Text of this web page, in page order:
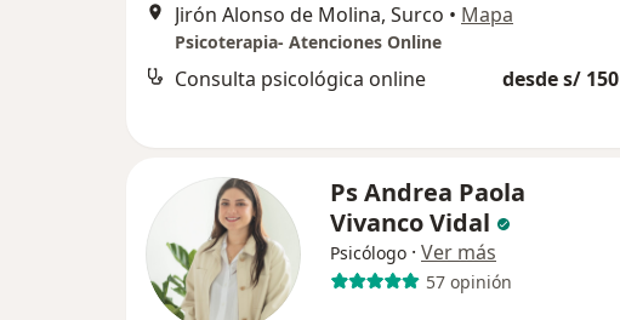
Jirón Alonso de Molina, Surco • Mapa
Psicoterapia- Atenciones Online
Consulta psicológica online desde s/ 150
Ps Andrea Paola
Vivanco Vidal
Psicólogo · Ver más
57 opinión